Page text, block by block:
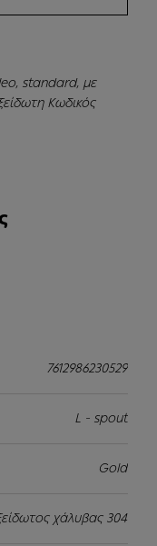
standard, με
Κωδικός
7612986230529
L - spout
Gold
χάλυβας 304